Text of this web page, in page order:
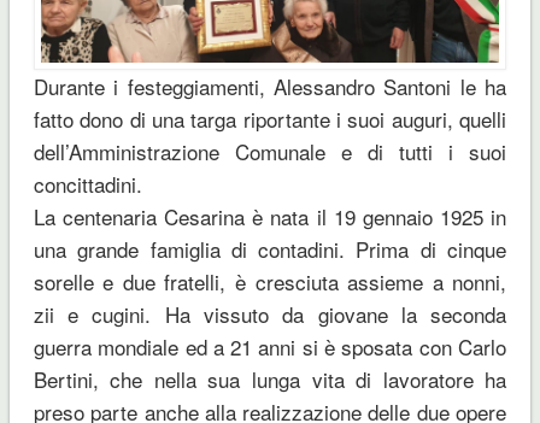
Durante i festeggiamenti, Alessandro Santoni le ha
fatto dono di una targa riportante i suoi auguri, quelli
dell’Amministrazione Comunale e di tutti i suoi
concittadini.
La centenaria Cesarina è nata il 19 gennaio 1925 in
una grande famiglia di contadini. Prima di cinque
sorelle e due fratelli, è cresciuta assieme a nonni,
zii e cugini. Ha vissuto da giovane la seconda
guerra mondiale ed a 21 anni si è sposata con Carlo
Bertini, che nella sua lunga vita di lavoratore ha
preso parte anche alla realizzazione delle due opere